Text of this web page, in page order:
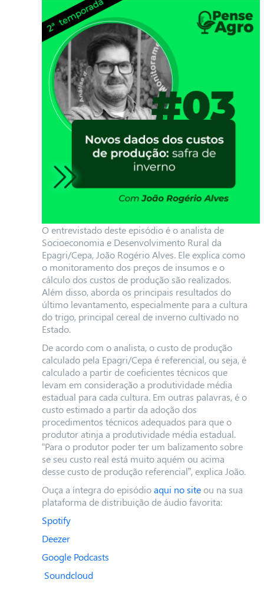
O entrevistado deste episódio é o analista de
Socioeconomia e Desenvolvimento Rural da
Epagri/Cepa, João Rogério Alves. Ele explica como
o monitoramento dos preços de insumos e o
cálculo dos custos de produção são realizados.
Além disso, aborda os principais resultados do
último levantamento, especialmente para a cultura
do trigo, principal cereal de inverno cultivado no
Estado.
De acordo com o analista, o custo de produção
calculado pela Epagri/Cepa é referencial, ou seja, é
calculado a partir de coeficientes técnicos que
levam em consideração a produtividade média
estadual para cada cultura. Em outras palavras, é o
custo estimado a partir da adoção dos
procedimentos técnicos adequados para que o
produtor atinja a produtividade média estadual.
“Para o produtor poder ter um balizamento sobre
se seu custo real está muito aquém ou acima
desse custo de produção referencial”, explica João.
Ouça a íntegra do episódioaqui no siteou na sua
plataforma de distribuição de áudio favorita:
Spotify
Deezer
Google Podcasts
Soundcloud